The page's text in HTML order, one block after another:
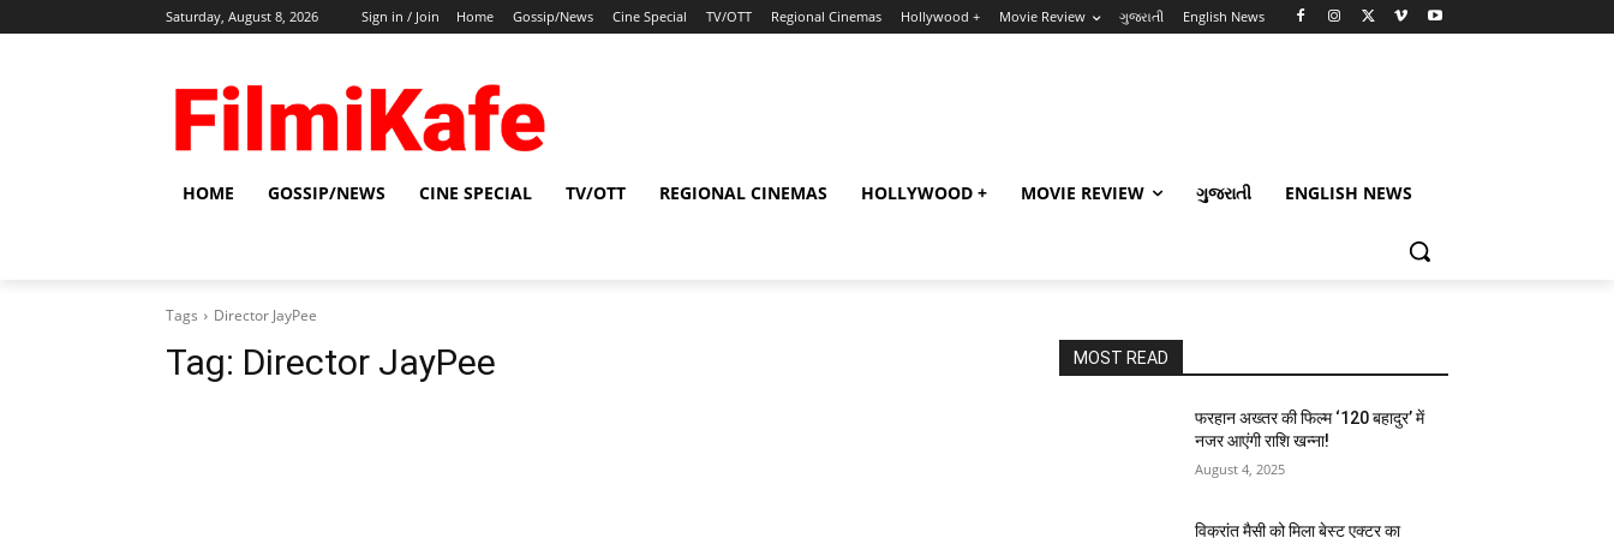
Saturday, August 8, 2026 Sign in / Join Home Gossip/News Cine Special TV/OTT Regional Cinemas Hollywood + Movie Review ગુજરાતી English News
HOME GOSSIP/NEWS CINE SPECIAL TV/OTT REGIONAL CINEMAS HOLLYWOOD + MOVIE REVIEW ગુજરાતી ENGLISH NEWS
Tags Director JayPee
Tag: Director JayPee MOST READ
फरहान अख्तर की फिल्म ‘120 बहादुर’ में
नजर आएंगी राशि खन्ना!
August 4, 2025
विक्रांत मैसी को मिला बेस्ट एक्टर का